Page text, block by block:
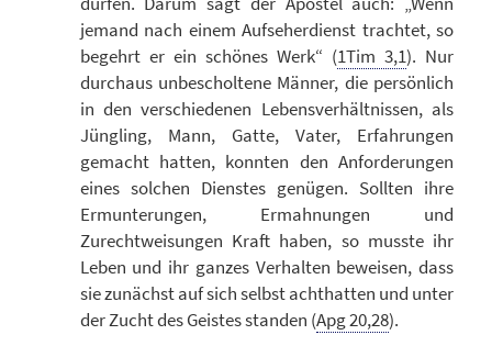
jemand nach einem Aufseherdienst trachtet, so
begehrt er ein schönes Werk“ (1Tim 3,1). Nur
durchaus unbescholtene Männer, die persönlich
in den verschiedenen Lebensverhältnissen, als
Jüngling, Mann, Gatte, Vater, Erfahrungen
gemacht hatten, konnten den Anforderungen
eines solchen Dienstes genügen. Sollten ihre
Ermunterungen, Ermahnungen und
Zurechtweisungen Kraft haben, so musste ihr
Leben und ihr ganzes Verhalten beweisen, dass
sie zunächst auf sich selbst achthatten und unter
der Zucht des Geistes standen (Apg 20,28).